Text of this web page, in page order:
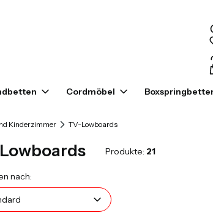
Cordmöbel
Kinderzimmer TV-Lowboards
Produkte: 21
nach: